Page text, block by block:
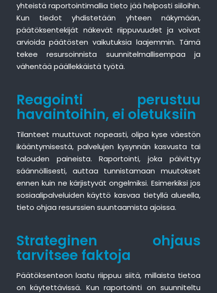
yhteistä raportointimallia tieto jää helposti siiloihin.
Kun tiedot yhdistetään yhteen näkymään,
päätöksentekijät näkevät riippuvuudet ja voivat
arvioida päätösten vaikutuksia laajemmin. Tämä
tekee resursoinnista suunnitelmallisempaa ja
vähentää päällekkäistä työtä.
Reagointi perustuu
havaintoihin, ei oletuksiin
Tilanteet muuttuvat nopeasti, olipa kyse väestön
ikääntymisestä, palvelujen kysynnän kasvusta tai
talouden paineista. Raportointi, joka päivittyy
säännöllisesti, auttaa tunnistamaan muutokset
ennen kuin ne kärjistyvät ongelmiksi. Esimerkiksi jos
sosiaalipalveluiden käyttö kasvaa tietyllä alueella,
tieto ohjaa resurssien suuntaamista ajoissa.
Strateginen ohjaus
tarvitsee faktoja
Päätöksenteon laatu riippuu siitä, millaista tietoa
on käytettävissä. Kun raportointi on suunniteltu